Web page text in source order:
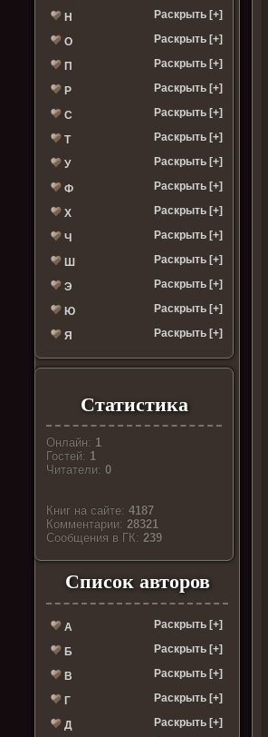
Н Раскрыть [+]
О Раскрыть [+]
П Раскрыть [+]
Р Раскрыть [+]
С Раскрыть [+]
Т Раскрыть [+]
У Раскрыть [+]
Ф Раскрыть [+]
Х Раскрыть [+]
Ч Раскрыть [+]
Ш Раскрыть [+]
Э Раскрыть [+]
Ю Раскрыть [+]
Я Раскрыть [+]
Статистика
Онлайн: 1
Гостей: 1
Читатели:0
Книг на сайте:4187
Комментарии:28321
Cообщения в ГК:239
Список авторов
А Раскрыть [+]
Б Раскрыть [+]
В Раскрыть [+]
Г Раскрыть [+]
Д Раскрыть [+]